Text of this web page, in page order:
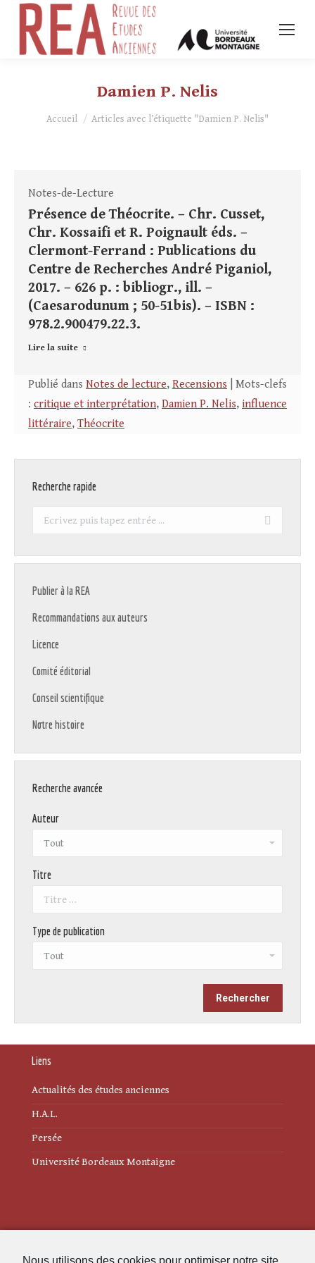
Nous utilisons des cookies pour optimiser notre site
Damien P. Nelis
Vous êtes ici :
Accueil Articles avec l’étiquette "Damien P. Nelis"
Notes-de-Lecture
Présence de Théocrite. – Chr. Cusset,
Chr. Kossaifi et R. Poignault éds. –
Clermont-Ferrand : Publications du
Centre de Recherches André Piganiol,
2017. – 626 p. : bibliogr., ill. –
(Caesarodunum ; 50-51bis). – ISBN :
978.2.900479.22.3.
Lire la suite
Publié dans Notes de lecture, Recensions | Mots-clefs
: critique et interprétation, Damien P. Nelis, influence
littéraire, Théocrite
Recherche rapide
Recherche
Publier à la REA
Recommandations aux auteurs
Licence
Comité éditorial
Conseil scientifique
Notre histoire
Recherche avancée
Auteur
Titre
Type de publication
Liens
Actualités des études anciennes
H.A.L.
Persée
Université Bordeaux Montaigne